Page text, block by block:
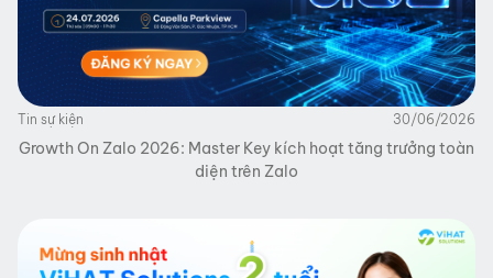
Tin sự kiện 30/06/2026
Growth On Zalo 2026: Master Key kích hoạt tăng trưởng toàn
diện trên Zalo